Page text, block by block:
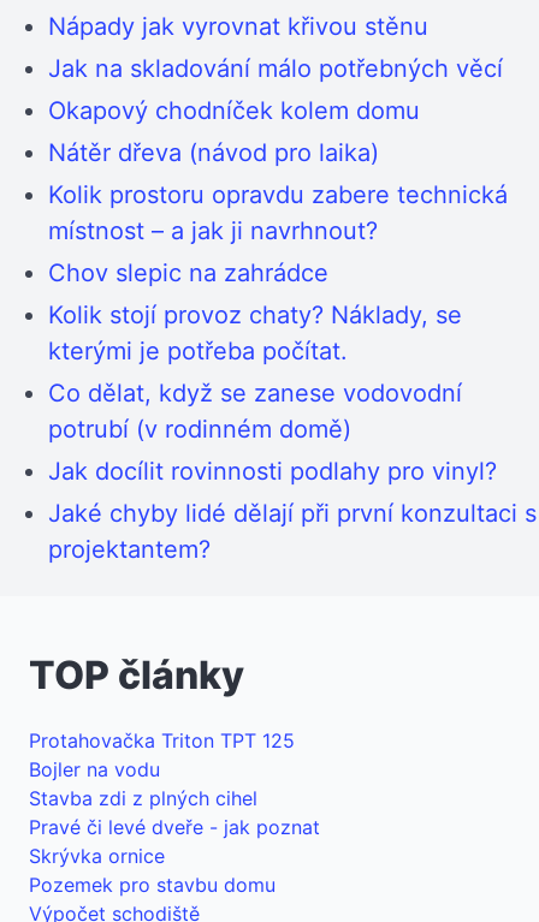
Nápady jak vyrovnat křivou stěnu
Jak na skladování málo potřebných věcí
Okapový chodníček kolem domu
Nátěr dřeva (návod pro laika)
Kolik prostoru opravdu zabere technická
místnost – a jak ji navrhnout?
Chov slepic na zahrádce
Kolik stojí provoz chaty? Náklady, se
kterými je potřeba počítat.
Co dělat, když se zanese vodovodní
potrubí (v rodinném domě)
Jak docílit rovinnosti podlahy pro vinyl?
Jaké chyby lidé dělají při první konzultaci s
projektantem?
TOP články
Protahovačka Triton TPT 125
Bojler na vodu
Stavba zdi z plných cihel
Pravé či levé dveře - jak poznat
Skrývka ornice
Pozemek pro stavbu domu
Výpočet schodiště